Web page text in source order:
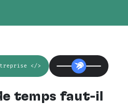
</>
temps faut-il